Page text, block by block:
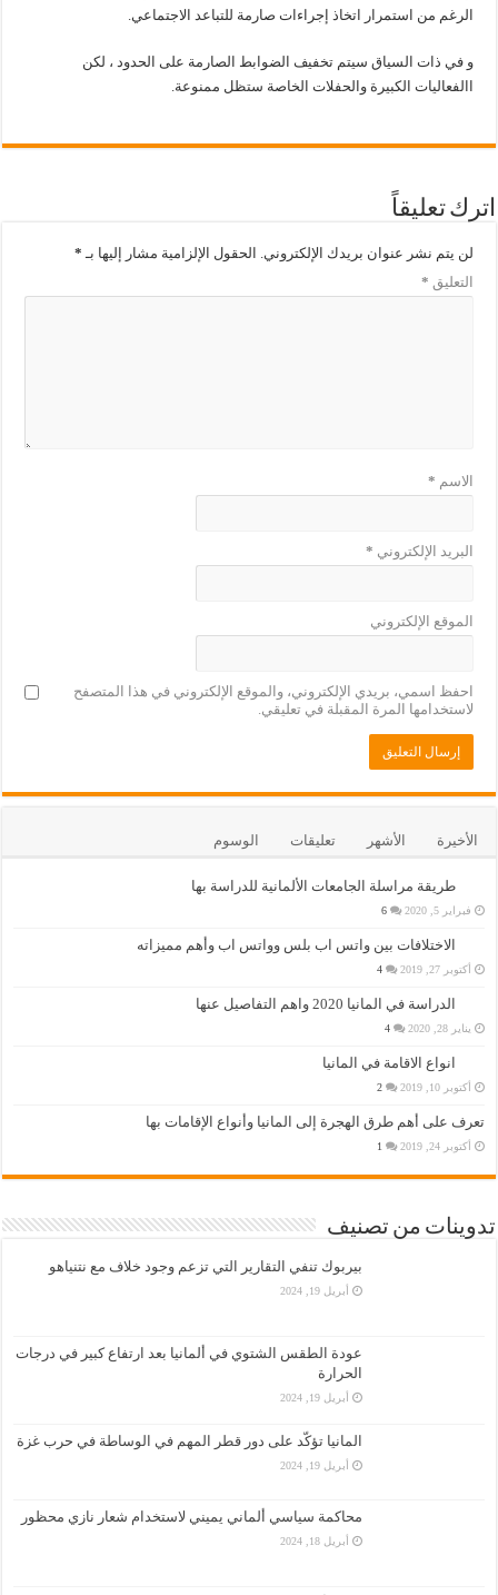
الرغم من استمرار اتخاذ إجراءات صارمة للتباعد الاجتماعي.
و في ذات السياق سيتم تخفيف الضوابط الصارمة على الحدود ، لكن
االفعاليات الكبيرة والحفلات الخاصة ستظل ممنوعة.
اترك تعليقاً
لن يتم نشر عنوان بريدك الإلكتروني. الحقول الإلزامية مشار إليها بـ *
التعليق *
الاسم *
البريد الإلكتروني *
الموقع الإلكتروني
احفظ اسمي، بريدي الإلكتروني، والموقع الإلكتروني في هذا المتصفح
لاستخدامها المرة المقبلة في تعليقي.
الأخيرة الأشهر تعليقات الوسوم
طريقة مراسلة الجامعات الألمانية للدراسة بها
فبراير 5, 2020 6
الاختلافات بين واتس اب بلس وواتس اب وأهم مميزاته
أكتوبر 27, 2019 4
الدراسة في المانيا 2020 واهم التفاصيل عنها
يناير 28, 2020 4
انواع الاقامة في المانيا
أكتوبر 10, 2019 2
تعرف على أهم طرق الهجرة إلى المانيا وأنواع الإقامات بها
أكتوبر 24, 2019 1
تدوينات من تصنيف
بيربوك تنفي التقارير التي تزعم وجود خلاف مع نتنياهو
أبريل 19, 2024
عودة الطقس الشتوي في ألمانيا بعد ارتفاع كبير في درجات
الحرارة
أبريل 19, 2024
المانيا تؤكّد على دور قطر المهم في الوساطة في حرب غزة
أبريل 19, 2024
محاكمة سياسي ألماني يميني لاستخدام شعار نازي محظور
أبريل 18, 2024